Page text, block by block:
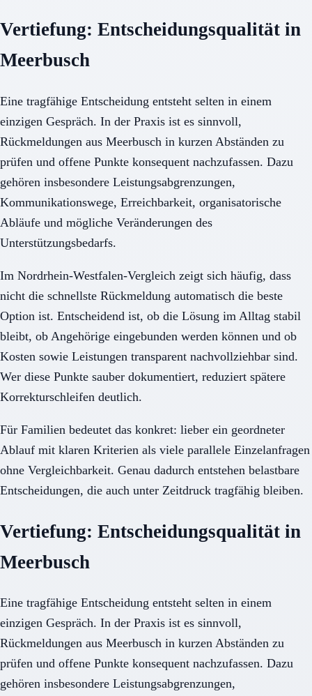
Vertiefung: Entscheidungsqualität in
Meerbusch
Eine tragfähige Entscheidung entsteht selten in einem
einzigen Gespräch. In der Praxis ist es sinnvoll,
Rückmeldungen aus Meerbusch in kurzen Abständen zu
prüfen und offene Punkte konsequent nachzufassen. Dazu
gehören insbesondere Leistungsabgrenzungen,
Kommunikationswege, Erreichbarkeit, organisatorische
Abläufe und mögliche Veränderungen des
Unterstützungsbedarfs.
Im Nordrhein-Westfalen-Vergleich zeigt sich häufig, dass
nicht die schnellste Rückmeldung automatisch die beste
Option ist. Entscheidend ist, ob die Lösung im Alltag stabil
bleibt, ob Angehörige eingebunden werden können und ob
Kosten sowie Leistungen transparent nachvollziehbar sind.
Wer diese Punkte sauber dokumentiert, reduziert spätere
Korrekturschleifen deutlich.
Für Familien bedeutet das konkret: lieber ein geordneter
Ablauf mit klaren Kriterien als viele parallele Einzelanfragen
ohne Vergleichbarkeit. Genau dadurch entstehen belastbare
Entscheidungen, die auch unter Zeitdruck tragfähig bleiben.
Vertiefung: Entscheidungsqualität in
Meerbusch
Eine tragfähige Entscheidung entsteht selten in einem
einzigen Gespräch. In der Praxis ist es sinnvoll,
Rückmeldungen aus Meerbusch in kurzen Abständen zu
prüfen und offene Punkte konsequent nachzufassen. Dazu
gehören insbesondere Leistungsabgrenzungen,